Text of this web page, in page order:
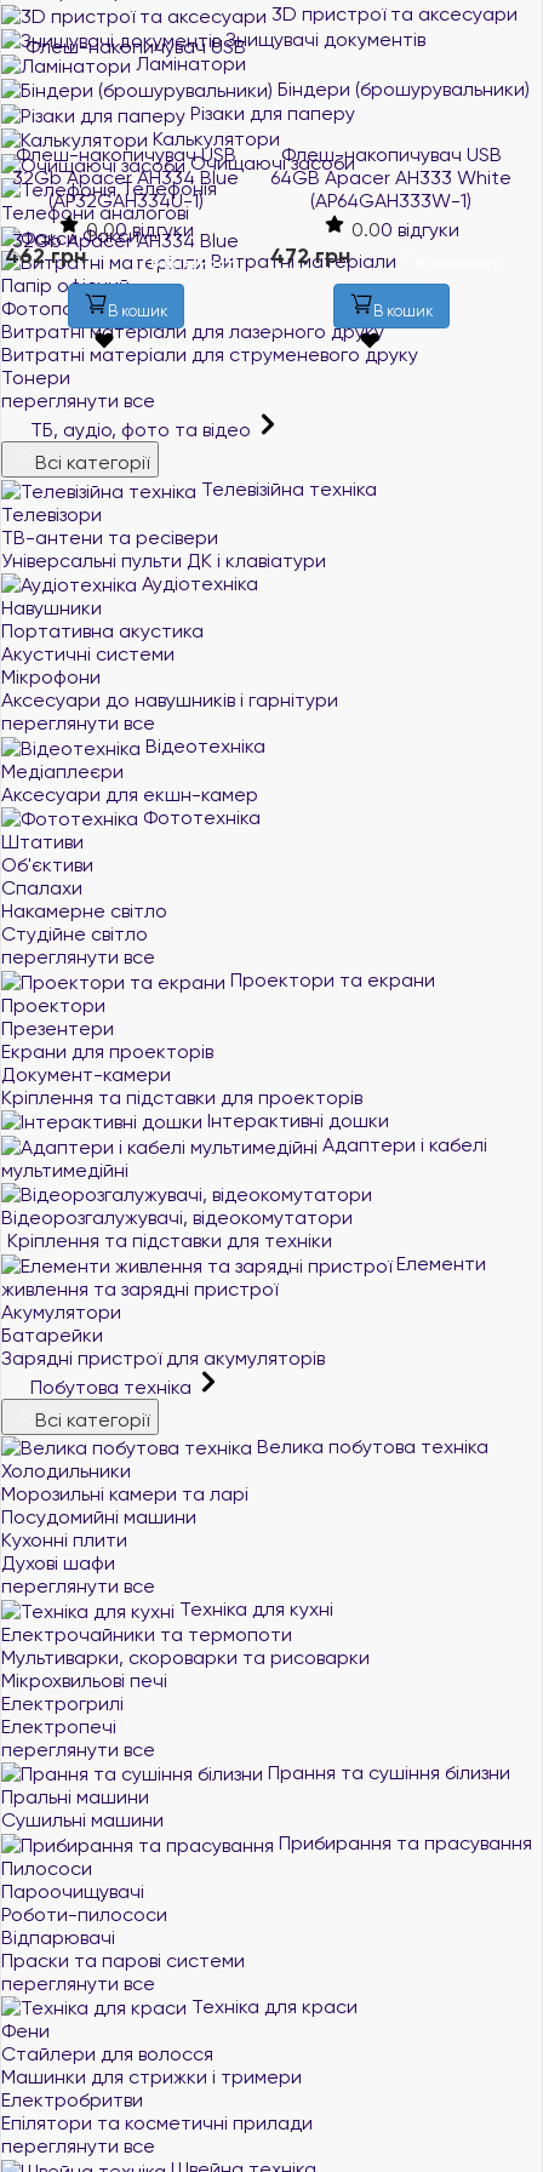
3D пристрої та аксесуари
Знищувачі документів
Ламінатори
Біндери (брошурувальники)
Різаки для паперу
Калькулятори
Очищаючі засоби
Телефонія
Телефони аналогові
Факси
Витратні матеріали
Папір офісний
Фотопапір
Витратні матеріали для лазерного друку
Витратні матеріали для струменевого друку
Тонери
переглянути все
ТБ, аудіо, фото та відео
Всі категорії
Телевізійна техніка
Телевізори
ТВ-антени та ресівери
Універсальні пульти ДК і клавіатури
Аудіотехніка
Навушники
Портативна акустика
Акустичні системи
Мікрофони
Аксесуари до навушників і гарнітури
переглянути все
Відеотехніка
Медіаплеєри
Аксесуари для екшн-камер
Фототехніка
Штативи
Об'єктиви
Спалахи
Накамерне світло
Студійне світло
переглянути все
Проектори та екрани
Проектори
Презентери
Екрани для проекторів
Документ-камери
Кріплення та підставки для проекторів
Інтерактивні дошки
Адаптери і кабелі
мультимедійні
Відеорозгалужувачі, відеокомутатори
Кріплення та підставки для техніки
Елементи
живлення та зарядні пристрої
Акумулятори
Батарейки
Зарядні пристрої для акумуляторів
Побутова техніка
Всі категорії
Велика побутова техніка
Холодильники
Морозильні камери та ларі
Посудомийні машини
Кухонні плити
Духові шафи
переглянути все
Техніка для кухні
Електрочайники та термопоти
Мультиварки, скороварки та рисоварки
Мікрохвильові печі
Електрогрилі
Електропечі
переглянути все
Прання та сушіння білизни
Пральні машини
Сушильні машини
Прибирання та прасування
Пилососи
Пароочищувачі
Роботи-пилососи
Відпарювачі
Праски та парові системи
переглянути все
Техніка для краси
Фени
Стайлери для волосся
Машинки для стрижки і тримери
Електробритви
Епілятори та косметичні прилади
переглянути все
Флеш-накопичувач USB
64GB Apacer AH333 White
(AP64GAH333W-1)
0.00 відгуки
В наявності
472 грн
В кошик
Флеш-накопичувач USB
8GB GOODRAM UTS2
(Twister) Black (UTS2-
0080K0R11)
0.0
В наявності
407 грн
В кошик